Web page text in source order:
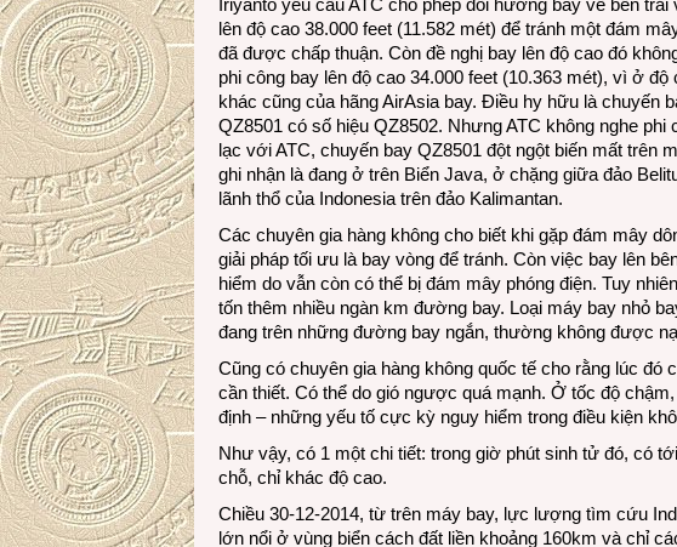
Iriyanto yêu cầu ATC cho phép đổi hướng bay về bên
lên độ cao 38.000 feet (11.582 mét) để tránh một đám
đã được chấp thuận. Còn đề nghị bay lên độ cao đó
phi công bay lên độ cao 34.000 feet (10.363 mét), vì ở
khác cũng của hãng AirAsia bay. Điều hy hữu là chuyến
QZ8501 có số hiệu QZ8502. Nhưng ATC không nghe
lạc với ATC, chuyến bay QZ8501 đột ngột biến mất trên
ghi nhận là đang ở trên Biển Java, ở chặng giữa đảo
lãnh thổ của Indonesia trên đảo Kalimantan.
Các chuyên gia hàng không cho biết khi gặp đám mây
giải pháp tối ưu là bay vòng để tránh. Còn việc bay lên
hiểm do vẫn còn có thể bị đám mây phóng điện. Tuy
tốn thêm nhiều ngàn km đường bay. Loại máy bay nhỏ
đang trên những đường bay ngắn, thường không được
Cũng có chuyên gia hàng không quốc tế cho rằng lúc đó
cần thiết. Có thể do gió ngược quá mạnh. Ở tốc độ
định – những yếu tố cực kỳ nguy hiểm trong điều kiện
Như vậy, có 1 một chi tiết: trong giờ phút sinh tử đó, có
chỗ, chỉ khác độ cao.
Chiều 30-12-2014, từ trên máy bay, lực lượng tìm cứu
lớn nổi ở vùng biển cách đất liền khoảng 160km và chỉ